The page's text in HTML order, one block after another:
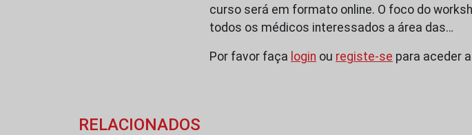
curso será em formato online. O foco do
todos os médicos interessados a área das…
Por favor faça login ou registe-se para aceder
RELACIONADOS